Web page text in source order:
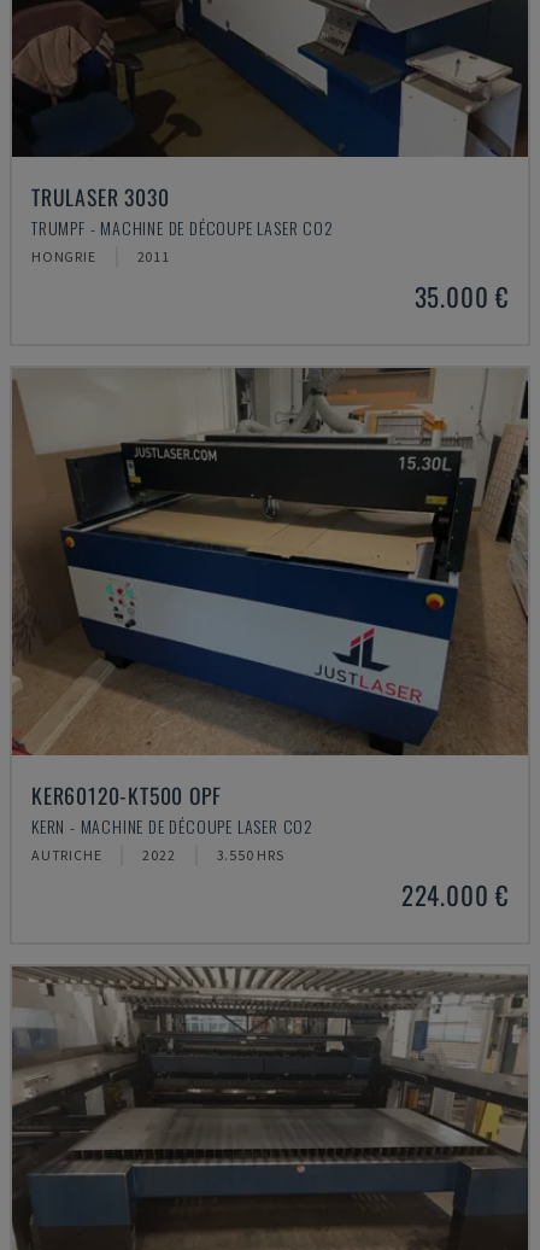
TRULASER 3030
TRUMPF - MACHINE DE DÉCOUPE LASER CO2
HONGRIE 2011
35.000 €
KER60120-KT500 OPF
KERN - MACHINE DE DÉCOUPE LASER CO2
AUTRICHE 2022 3.550 HRS
224.000 €